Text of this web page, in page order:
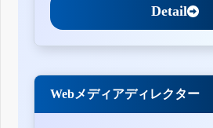
Detail
Webメディアディレクター